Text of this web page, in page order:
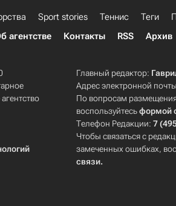
Sport stories Теннис Теги
агентстве Контакты RSS Архив
Главный редактор:
Адрес электронной
По вопросам
воспользуйтесьформой
Телефон Редакции:7
Чтобы связаться с
замеченных ошибках,
связи.